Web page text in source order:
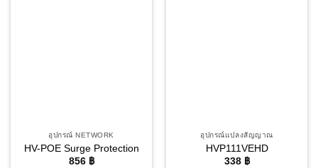
อุปกรณ์ NETWORK
HV-POE Surge Protection
856 ฿
อุปกรณ์แปลงสัญญาณ
HVP111VEHD
338 ฿